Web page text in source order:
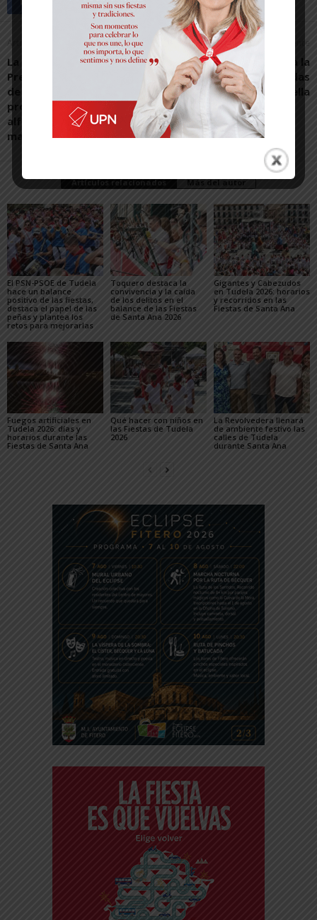
Artículo anterior
La UNED de Tudela gana el
Premio del Consejo Social
de la UNED por su
proyecto de
alfabetización digital para
mayores
Artículo siguiente
Acuerdo para la
regeneración de viviendas
en Corella
Artículos relacionados Más del autor
El PSN-PSOE de Tudela
hace un balance
positivo de las fiestas,
destaca el papel de las
peñas y plantea los
retos para mejorarlas
Toquero destaca la
convivencia y la caída
de los delitos en el
balance de las Fiestas
de Santa Ana 2026
Gigantes y Cabezudos
en Tudela 2026: horarios
y recorridos en las
Fiestas de Santa Ana
Fuegos artificiales en
Tudela 2026: días y
horarios durante las
Fiestas de Santa Ana
Qué hacer con niños en
las Fiestas de Tudela
2026
La Revolvedera llenará
de ambiente festivo las
calles de Tudela
durante Santa Ana